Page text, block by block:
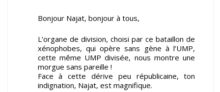
Bonjour Najat, bonjour à tous,
L’organe de division, choisi par ce bataillon de
xénophobes, qui opère sans gène à l’UMP,
cette même UMP divisée, nous montre une
morgue sans pareille !
Face à cette dérive peu républicaine, ton
indignation, Najat, est magnifique.